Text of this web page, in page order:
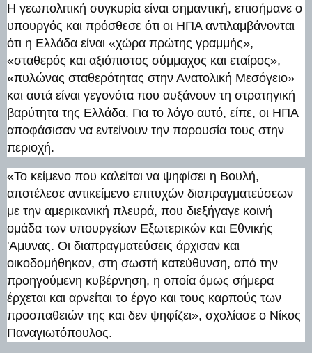
Η γεωπολιτική συγκυρία είναι σημαντική, επισήμανε ο
υπουργός και πρόσθεσε ότι οι ΗΠΑ αντιλαμβάνονται
ότι η Ελλάδα είναι «χώρα πρώτης γραμμής»,
«σταθερός και αξιόπιστος σύμμαχος και εταίρος»,
«πυλώνας σταθερότητας στην Ανατολική Μεσόγειο»
και αυτά είναι γεγονότα που αυξάνουν τη στρατηγική
βαρύτητα της Ελλάδα. Για το λόγο αυτό, είπε, οι ΗΠΑ
αποφάσισαν να εντείνουν την παρουσία τους στην
περιοχή.
«Το κείμενο που καλείται να ψηφίσει η Βουλή,
αποτέλεσε αντικείμενο επιτυχών διαπραγματεύσεων
με την αμερικανική πλευρά, που διεξήγαγε κοινή
ομάδα των υπουργείων Εξωτερικών και Εθνικής
'Αμυνας. Οι διαπραγματεύσεις άρχισαν και
οικοδομήθηκαν, στη σωστή κατεύθυνση, από την
προηγούμενη κυβέρνηση, η οποία όμως σήμερα
έρχεται και αρνείται το έργο και τους καρπούς των
προσπαθειών της και δεν ψηφίζει», σχολίασε ο Νίκος
Παναγιωτόπουλος.